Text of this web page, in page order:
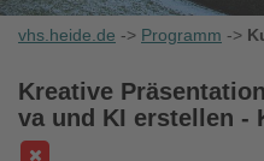
vhs.heide.de -> Programm ->
Kreative
va und KI erstellen -